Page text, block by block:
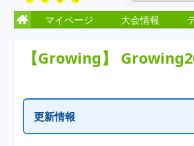
マイページ 大会情報
【Growing】
更新情報